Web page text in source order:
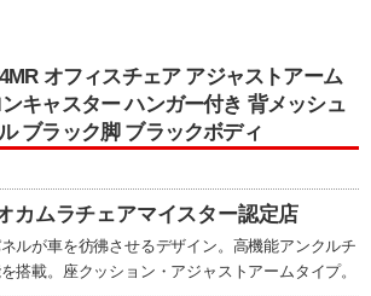
オフィスチェア アジャストアーム
キャスター ハンガー付き 背メッシュ
ブラック脚 ブラックボディ
カムラチェアマイスター認定店
ルが車を彷彿させるデザイン。高機能アンクルチ
搭載。座クッション・アジャストアームタイプ。